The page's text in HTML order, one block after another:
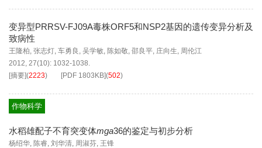
变异型PRRSV-FJ09A毒株ORF5和NSP2基因的遗传变异分析及
致病性
王隆柏, 张志灯, 车勇良 , 吴学敏, 陈如敬, 邵良平, 庄向生, 周伦江
2012, 27(10): 1032-1038.
[摘要](2223) [PDF 1803KB](502)
作物科学
水稻雄配子不育突变体mga36的鉴定与初步分析
杨绍华, 陈睿, 刘华清, 周淑芬, 王锋